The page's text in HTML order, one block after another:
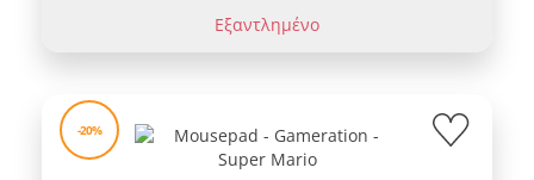
Εξαντλημένο
-20%